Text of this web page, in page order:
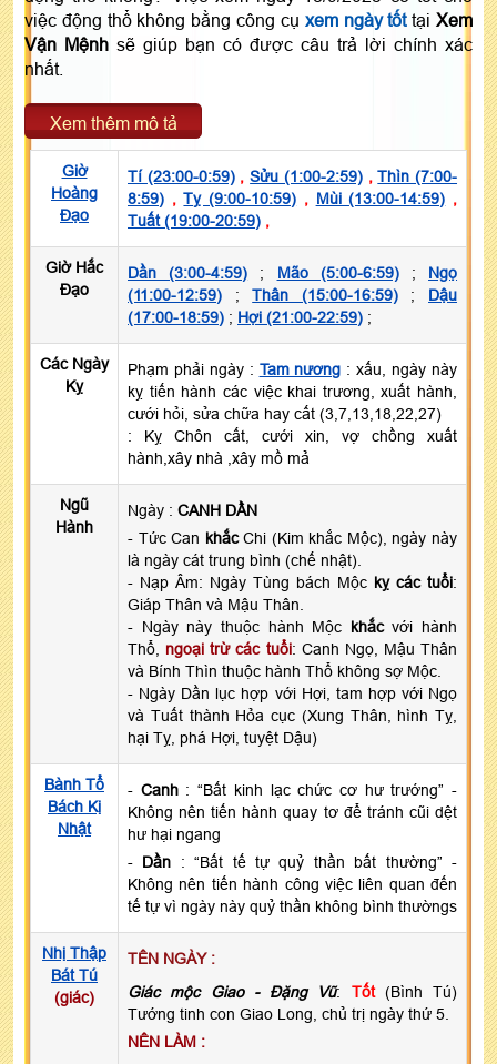
việc động thổ không bằng công cụ xem ngày tốttạiXem
Vận Mệnh sẽ giúp bạn có được câu trả lời chính xác
nhất.
Xem thêm mô tả
Giờ
Hoàng
Đạo
Tí (23:00-0:59),Sửu (1:00-2:59),Thìn (7:00-
8:59) ,Tỵ (9:00-10:59) , Mùi (13:00-14:59) ,
Tuất (19:00-20:59) ,
Giờ Hắc
Đạo
Dần (3:00-4:59) ; Mão (5:00-6:59); Ngọ
(11:00-12:59) ;Thân (15:00-16:59); Dậu
(17:00-18:59) ; Hợi (21:00-22:59) ;
Các Ngày
Kỵ
Phạm phải ngày : Tam nương : xấu, ngày này
kỵ tiến hành các việc khai trương, xuất hành,
cưới hỏi, sửa chữa hay cất (3,7,13,18,22,27)
: Kỵ Chôn cất, cưới xin, vợ chồng xuất
hành,xây nhà ,xây mồ mả
Ngũ
Hành
Ngày : CANH DẦN
- Tức Can khắcChi (Kim khắc Mộc), ngày này
là ngày cát trung bình (chế nhật).
- Nạp Âm: Ngày Tùng bách Mộc kỵ các tuổi:
Giáp Thân và Mậu Thân.
- Ngày này thuộc hành Mộc khắcvới hành
Thổ, ngoại trừ các tuổi: Canh Ngọ, Mậu Thân
và Bính Thìn thuộc hành Thổ không sợ Mộc.
- Ngày Dần lục hợp với Hợi, tam hợp với Ngọ
và Tuất thành Hỏa cục (Xung Thân, hình Tỵ,
hại Tỵ, phá Hợi, tuyệt Dậu)
Bành Tổ
Bách Kị
Nhật
- Canh: “Bất kinh lạc chức cơ hư trướng” -
Không nên tiến hành quay tơ để tránh cũi dệt
hư hại ngang
- Dần : “Bất tế tự quỷ thần bất thường” -
Không nên tiến hành công việc liên quan đến
tế tự vì ngày này quỷ thần không bình thườngs
Nhị Thập
Bát Tú
(giác)
TÊN NGÀY :
Giác mộc Giao - Đặng Vũ: Tốt(Bình Tú)
Tướng tinh con Giao Long, chủ trị ngày thứ 5.
NÊN LÀM :